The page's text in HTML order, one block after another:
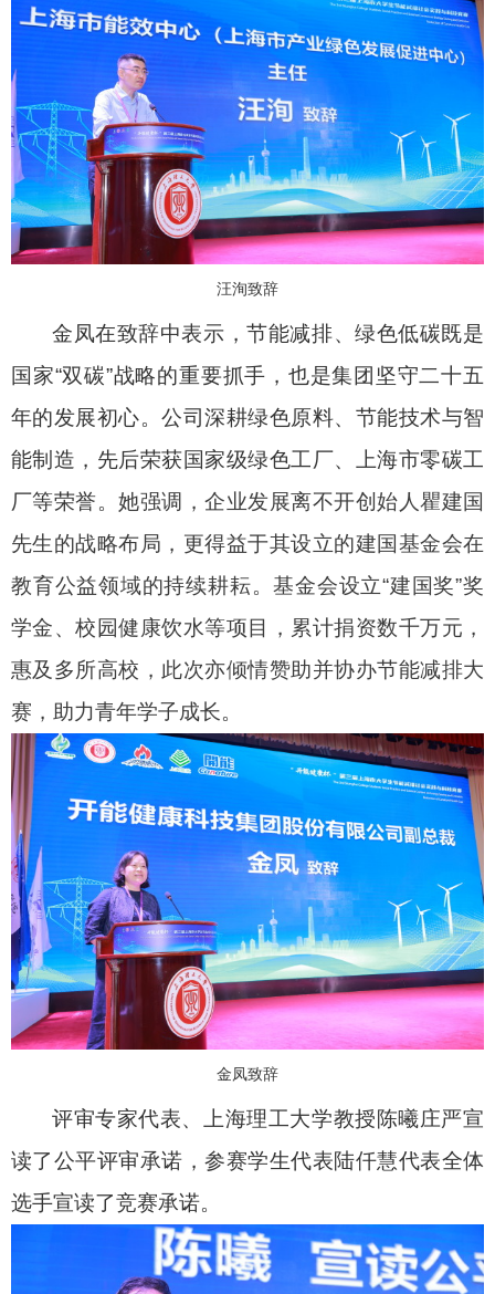
汪洵致辞
金凤在致辞中表示，节能减排、绿色低碳既是
国家“双碳”战略的重要抓手，也是集团坚守二十五
年的发展初心。公司深耕绿色原料、节能技术与智
能制造，先后荣获国家级绿色工厂、上海市零碳工
厂等荣誉。她强调，企业发展离不开创始人瞿建国
先生的战略布局，更得益于其设立的建国基金会在
教育公益领域的持续耕耘。基金会设立“建国奖”奖
学金、校园健康饮水等项目，累计捐资数千万元，
惠及多所高校，此次亦倾情赞助并协办节能减排大
赛，助力青年学子成长。
金凤致辞
评审专家代表、上海理工大学教授陈曦庄严宣
读了公平评审承诺，参赛学生代表陆仟慧代表全体
选手宣读了竞赛承诺。